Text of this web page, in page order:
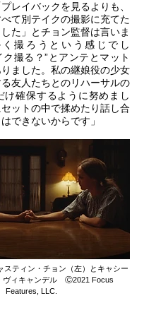
レイバックを見るよりも、
て別テイクの撮影に充てた
た」とチョン監督は言いま
撮ろうという感じでし
ク撮る？”とアンテとマット
ました。私の継娘役の少女
友人たちとのリハーサルの
け確保するように努めまし
ットの中で揉めたり話し合
できないからです」
スティン・チョン（左）とキャシー
ヴィキャンデル Ⓒ2021 Focus
Features, LLC.